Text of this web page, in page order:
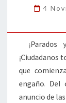
4
¡Parados
¡Ciudadanos
que
engaño. Del
anuncio de